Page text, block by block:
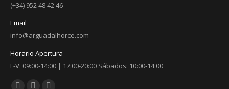
(+34) 952 48 42 46
Email
info@arguadalhorce.com
Horario Apertura
L-V: 09:00-14:00 | 17:00-20:00 Sábados: 10:00-14:00
Encuéntranos en: